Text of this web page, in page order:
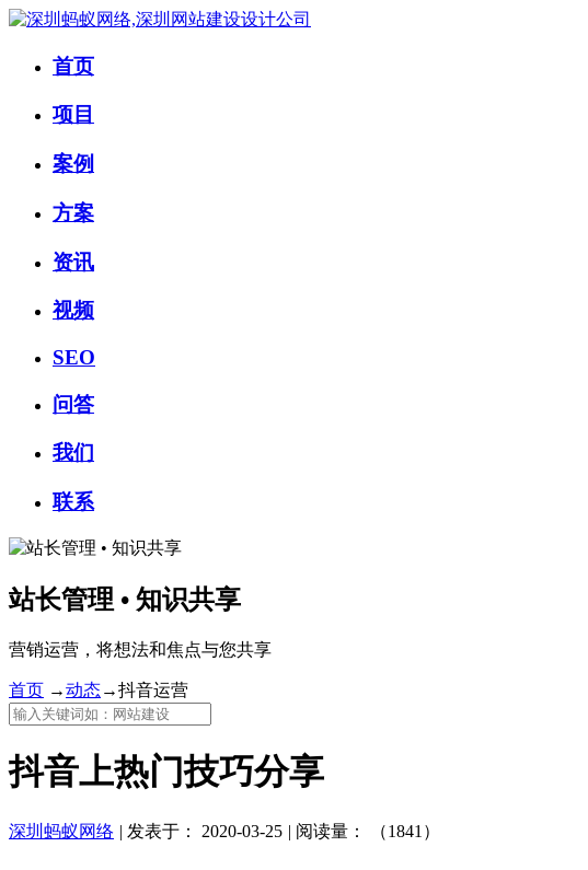
首页
项目
案例
方案
资讯
视频
SEO
问答
我们
联系
站长管理 • 知识共享
营销运营，将想法和焦点与您共享
首页 →动态→抖音运营
抖音上热门技巧分享
深圳蚂蚁网络 | 发表于： 2020-03-25 | 阅读量： （1841）